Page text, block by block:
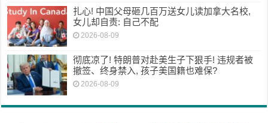
扎心! 中国父母砸几百万送女儿读加拿大名校,
女儿却自责: 自己不配
2026-08-09
彻底凉了! 特朗普对赴美生子下狠手! 违规者被
撤签、终身禁入, 孩子美国籍也难保?
2026-08-09